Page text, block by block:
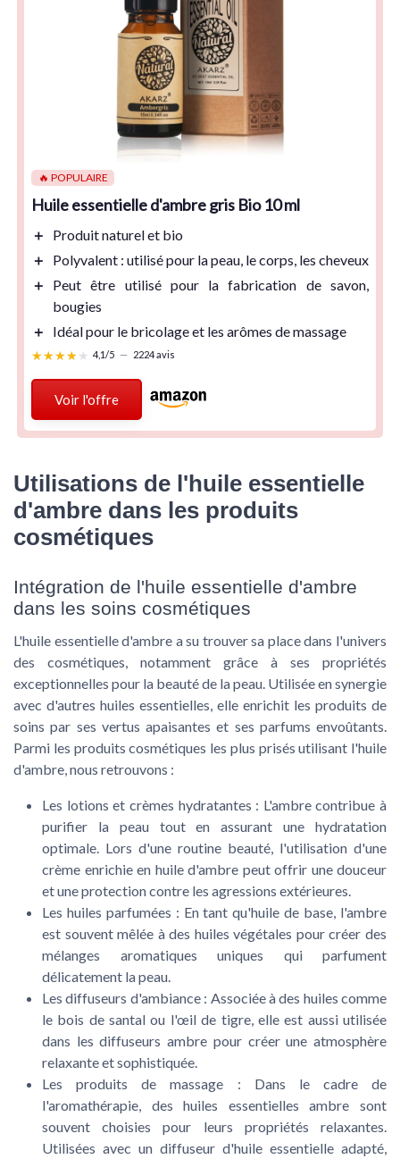
🔥 POPULAIRE
Huile essentielle d'ambre gris Bio 10 ml
＋ Produitnaturelet bio
＋
Polyvalent : utilisé pour lapeau , lecorps , les cheveux
＋
Peut être utilisé pour la fabrication de savon
bougies
＋
Idéal pour le bricolageet les arômes de massage
★★★★★
★★★★★ 4,1/5 — 2224 avis
Voir l'offre
Utilisations de l'huile essentielle
d'ambre dans les produits
cosmétiques
Intégration de l'huile essentielle d'ambre
dans les soins cosmétiques
L'huile essentielle d'ambre a su trouver sa place dans l'univers
des cosmétiques, notamment grâce à ses propriétés
exceptionnelles pour la beauté de la peau. Utilisée en synergie
avec d'autres huiles essentielles, elle enrichit les produits de
soins par ses vertus apaisantes et ses parfums envoûtants.
Parmi les produits cosmétiques les plus prisés utilisant l'huile
d'ambre, nous retrouvons :
Les lotions et crèmes hydratantes : L'ambre contribue à
purifier la peau tout en assurant une hydratation
optimale. Lors d'une routine beauté, l'utilisation d'une
crème enrichie en huile d'ambre peut offrir une douceur
et une protection contre les agressions extérieures.
Les huiles parfumées : En tant qu'huile de base, l'ambre
est souvent mêlée à des huiles végétales pour créer des
mélanges aromatiques uniques qui parfument
délicatement la peau.
Les diffuseurs d'ambiance : Associée à des huiles comme
le bois de santal ou l'œil de tigre, elle est aussi utilisée
dans les diffuseurs ambre pour créer une atmosphère
relaxante et sophistiquée.
Les produits de massage : Dans le cadre de
l'aromathérapie, des huiles essentielles ambre sont
souvent choisies pour leurs propriétés relaxantes.
Utilisées avec un diffuseur d'huile essentielle adapté,